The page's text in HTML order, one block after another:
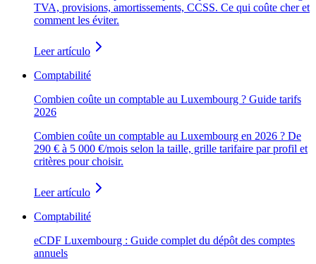
TVA, provisions, amortissements, CCSS. Ce qui coûte cher et
comment les éviter.
Leer artículo
Comptabilité
Combien coûte un comptable au Luxembourg ? Guide tarifs
2026
Combien coûte un comptable au Luxembourg en 2026 ? De
290 € à 5 000 €/mois selon la taille, grille tarifaire par profil et
critères pour choisir.
Leer artículo
Comptabilité
eCDF Luxembourg : Guide complet du dépôt des comptes
annuels